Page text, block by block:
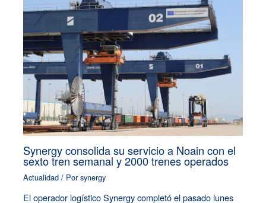
Synergy consolida su servicio a Noain con el
sexto tren semanal y 2000 trenes operados
Actualidad / Porsynergy
El operador logístico Synergy completó el pasado lunes